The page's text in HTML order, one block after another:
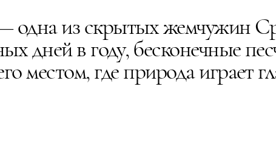
из скрытых жемчужин
дней в году, бесконечные
местом, где природа играет